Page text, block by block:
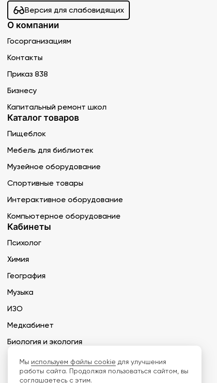
Версия для слабовидящих
О компании
Госорганизациям
Контакты
Приказ 838
Бизнесу
Капитальный ремонт школ
Каталог товаров
Пищеблок
Мебель для библиотек
Музейное оборудование
Спортивные товары
Интерактивное оборудование
Компьютерное оборудование
Кабинеты
Психолог
Химия
География
Музыка
ИЗО
Медкабинет
Биология и экология
Технология
Мы используем файлы cookie для улучшения
работы сайта. Продолжая пользоваться сайтом, вы
соглашаетесь с этим.